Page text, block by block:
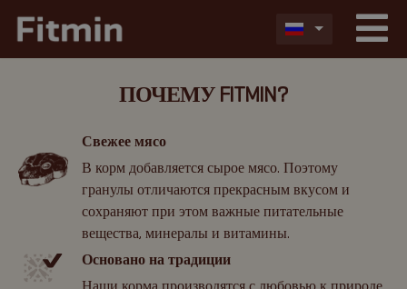
ПОЧЕМУ FITMIN?
Свежее мясо
В корм добавляется сырое мясо. Поэтому
гранулы отличаются прекрасным вкусом и
сохраняют при этом важные питательные
вещества, минералы и витамины.
Основано на традиции